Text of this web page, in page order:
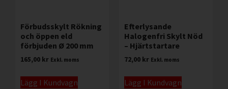
Förbudsskylt Rökning
och öppen eld
förbjuden Ø 200 mm
165,00 kr Exkl. moms
Lägg I Kundvagn
Efterlysande
Halogenfri Skylt Nöd
– Hjärtstartare
72,00 kr Exkl. moms
Lägg I Kundvagn